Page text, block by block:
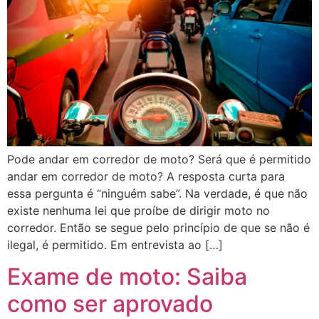
Pode andar em corredor de moto? Será que é permitido
andar em corredor de moto? A resposta curta para
essa pergunta é “ninguém sabe”. Na verdade, é que não
existe nenhuma lei que proíbe de dirigir moto no
corredor. Então se segue pelo princípio de que se não é
ilegal, é permitido. Em entrevista ao […]
Exame de moto: Saiba
como ser aprovado